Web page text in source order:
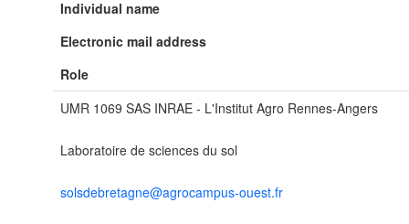
Individual name
Electronic mail address
Role
UMR 1069 SAS INRAE - L'Institut Agro Rennes-Angers
Laboratoire de sciences du sol
solsdebretagne@agrocampus-ouest.fr